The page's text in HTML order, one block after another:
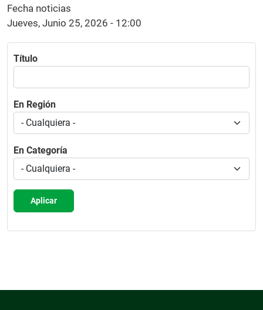
Fecha noticias
Jueves, Junio 25, 2026 - 12:00
Título
En Región
En Categoría
Aplicar